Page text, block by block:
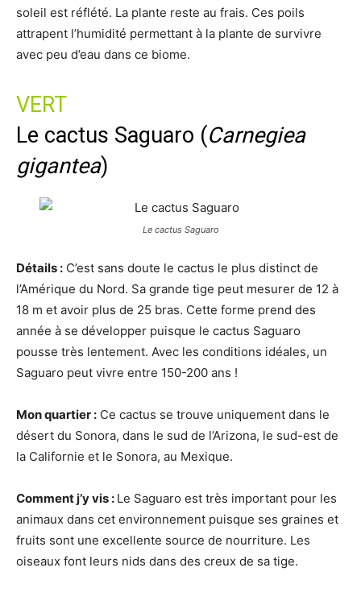
soleil est réflété. La plante reste au frais. Ces poils
attrapent l’humidité permettant à la plante de survivre
avec peu d’eau dans ce biome.
VERT
Le cactus Saguaro (Carnegiea
gigantea)
Le cactus Saguaro
Détails : C’est sans doute le cactus le plus distinct de
l’Amérique du Nord. Sa grande tige peut mesurer de 12 à
18 m et avoir plus de 25 bras. Cette forme prend des
année à se développer puisque le cactus Saguaro
pousse très lentement. Avec les conditions idéales, un
Saguaro peut vivre entre 150-200 ans !
Mon quartier : Ce cactus se trouve uniquement dans le
désert du Sonora, dans le sud de l’Arizona, le sud-est de
la Californie et le Sonora, au Mexique.
Comment j’y vis : Le Saguaro est très important pour les
animaux dans cet environnement puisque ses graines et
fruits sont une excellente source de nourriture. Les
oiseaux font leurs nids dans des creux de sa tige.